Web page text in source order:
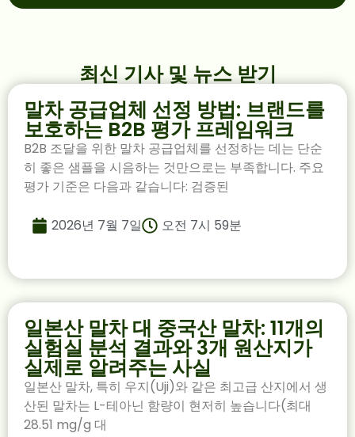
최신 기사 및 뉴스 받기
말차 공급업체 선정 방법: 브랜드를
보호하는 B2B 평가 프레임워크
B2B 조달을 위한 말차 공급업체를 선정하는 데는 단순
히 좋은 샘플을 시음하는 것만으로는 부족합니다. 주요
평가 기준은 다음과 같습니다: 검증된
2026년 7월 7일 오전 7시 59분
일본산 말차 대 중국산 말차: 11개의
실험실 분석 결과와 3개 원산지가
실제로 알려주는 사실
일본산 말차, 특히 우지(Uji)와 같은 최고급 산지에서 생
산된 말차는 L-테아닌 함량이 현저히 높습니다(최대
28.51 mg/g 대